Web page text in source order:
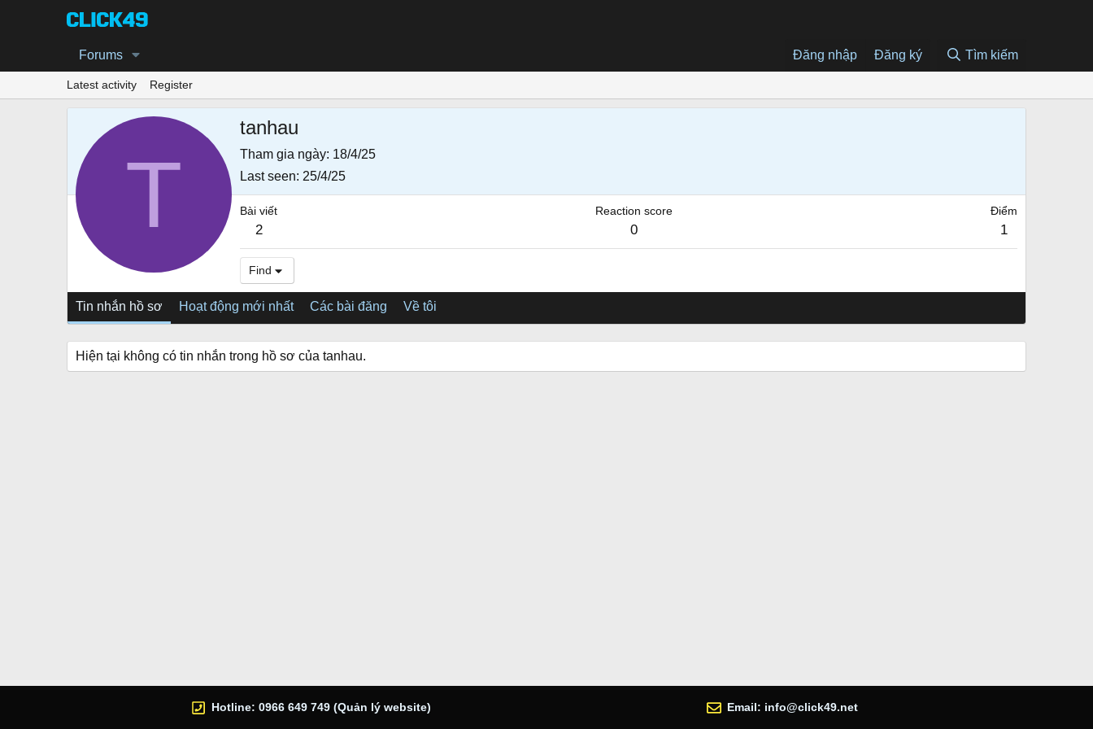
Forums Đăng nhập Đăng ký Tìm kiếm
Latest activity Register
T
tanhau
Tham gia ngày 18/4/25
Last seen 25/4/25
Bài viết
2
Reaction score
0
Điểm
1
Find
Tin nhắn hồ sơ Hoạt động mới nhất Các bài đăng Về tôi
Hiện tại không có tin nhắn trong hồ sơ của tanhau.
Hotline: 0966 649 749 (Quản lý website) Email: info@click49.net